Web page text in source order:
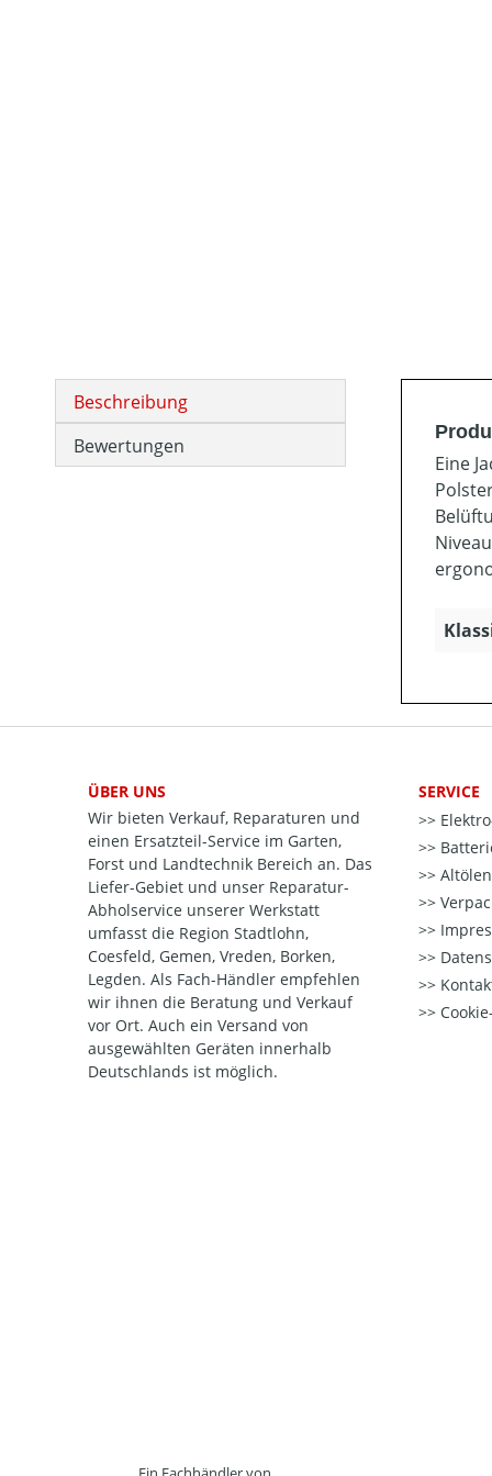
Beschreibung
Bewertungen
Eine
ÜBER UNS
Wir bieten Verkauf, Reparaturen und
einen Ersatzteil-Service im Garten,
Forst und Landtechnik Bereich an. Das
Liefer-Gebiet und unser Reparatur-
Abholservice unserer Werkstatt
umfasst die Region Stadtlohn,
Coesfeld, Gemen, Vreden, Borken,
Legden. Als Fach-Händler empfehlen
wir ihnen die Beratung und Verkauf
vor Ort. Auch ein Versand von
ausgewählten Geräten innerhalb
Deutschlands ist möglich.
SERVICE